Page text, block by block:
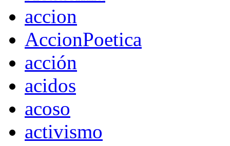
accion
AccionPoetica
acción
acidos
acoso
activismo